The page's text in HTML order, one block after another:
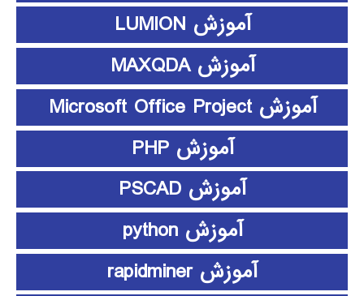
آموزش LUMION
آموزش MAXQDA
آموزش Microsoft Office Project
آموزش PHP
آموزش PSCAD
آموزش python
آموزش rapidminer